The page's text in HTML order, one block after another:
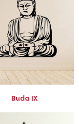
Buda IX